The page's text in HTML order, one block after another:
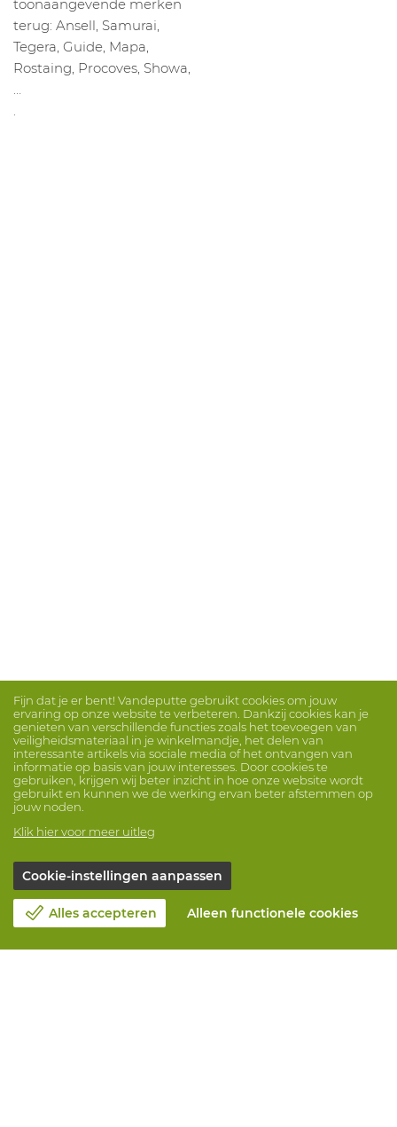
toonaangevende merken
terug: Ansell, Samurai,
Tegera, Guide, Mapa,
Rostaing, Procoves, Showa,
…
.
Fijn dat je er bent! Vandeputte gebruikt cookies om jouw
ervaring op onze website te verbeteren. Dankzij cookies kan je
genieten van verschillende functies zoals het toevoegen van
veiligheidsmateriaal in je winkelmandje, het delen van
interessante artikels via sociale media of het ontvangen van
informatie op basis van jouw interesses. Door cookies te
gebruiken, krijgen wij beter inzicht in hoe onze website wordt
gebruikt en kunnen we de werking ervan beter afstemmen op
jouw noden.
Klik hier voor meer uitleg
Cookie-instellingen aanpassen
Alles accepteren Alleen functionele cookies